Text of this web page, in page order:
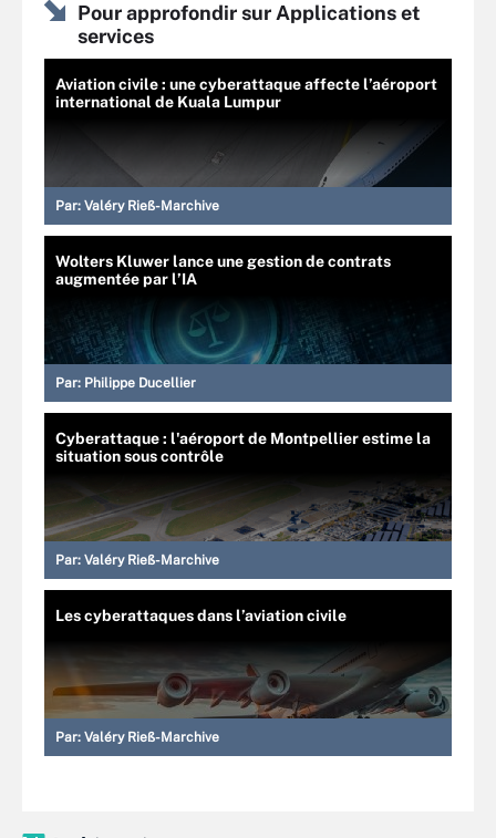
Pour approfondir sur Applications et
services
Aviation civile : une cyberattaque affecte l’aéroport
international de Kuala Lumpur
Par: Valéry Rieß-Marchive
Wolters Kluwer lance une gestion de contrats
augmentée par l’IA
Par: Philippe Ducellier
Cyberattaque : l'aéroport de Montpellier estime la
situation sous contrôle
Par: Valéry Rieß-Marchive
Les cyberattaques dans l’aviation civile
Par: Valéry Rieß-Marchive